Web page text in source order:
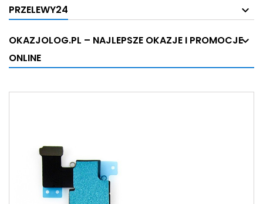
PRZELEWY24
OKAZJOLOG.PL – NAJLEPSZE OKAZJE I PROMOCJE
ONLINE